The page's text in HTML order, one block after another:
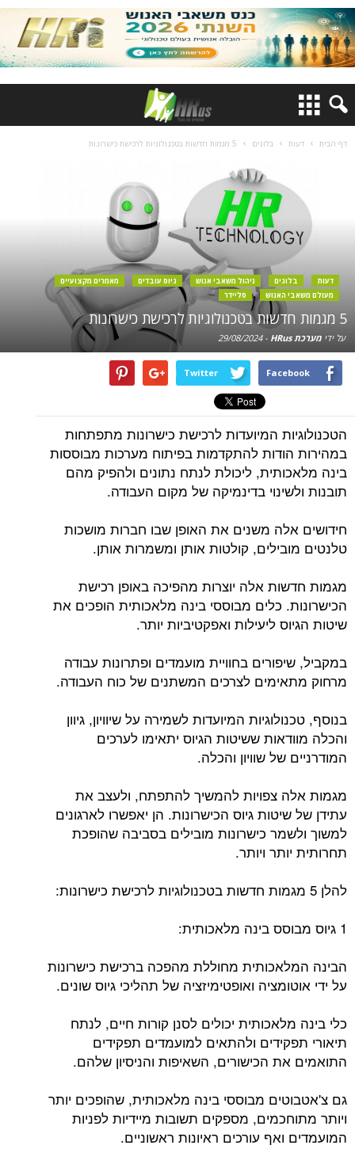
דף הבית דעות בלוגים 5 מגמות חדשות בטכנולוגיות לרכישת כישרונות
דעות בלוגים ניהול משאבי אנוש גיוס עובדים
מאמרים מקצועיים
מעולם משאבי האנוש
סליידר
5 מגמות חדשות בטכנולוגיות לרכישת כישרונות
על ידי מערכת HRus -
29/08/2024
Facebook
Twitter
הטכנולוגיות המיועדות לרכישת כישרונות מתפתחות
במהירות הודות להתקדמות בפיתוח מערכות מבוססות
בינה מלאכותית, ליכולת לנתח נתונים ולהפיק מהם
תובנות ולשינוי בדינמיקה של מקום העבודה.
חידושים אלה משנים את האופן שבו חברות מושכות
טלנטים מובילים, קולטות אותן ומשמרות אותן.
מגמות חדשות אלה יוצרות מהפיכה באופן רכישת
הכישרונות. כלים מבוססי בינה מלאכותית הופכים את
שיטות הגיוס ליעילות ואפקטיביות יותר.
במקביל, שיפורים בחוויית מועמדים ופתרונות עבודה
מרחוק מתאימים לצרכים המשתנים של כוח העבודה.
בנוסף, טכנולוגיות המיועדות לשמירה על שיוויון, גיוון
והכלה מוודאות ששיטות הגיוס יתאימו לערכים
המודרניים של שוויון והכלה.
מגמות אלה צפויות להמשיך להתפתח, ולעצב את
עתידן של שיטות גיוס הכישרונות. הן יאפשרו לארגונים
למשוך ולשמר כישרונות מובילים בסביבה שהופכת
תחרותית יותר ויותר.
להלן 5 מגמות חדשות בטכנולוגיות לרכישת כישרונות:
1 גיוס מבוסס בינה מלאכותית:
הבינה המלאכותית מחוללת מהפכה ברכישת כישרונות
על ידי אוטומציה ואופטימיזציה של תהליכי גיוס שונים.
כלי בינה מלאכותית יכולים לסנן קורות חיים, לנתח
תיאורי תפקידים ולהתאים למועמדים תפקידים
התואמים את הכישורים, השאיפות והניסיון שלהם.
גם צ'אטבוטים מבוססי בינה מלאכותית, שהופכים יותר
ויותר מתוחכמים, מספקים תשובות מיידיות לפניות
המועמדים ואף עורכים ראיונות ראשוניים.